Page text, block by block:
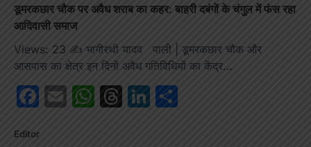
डूमरकछार चौक पर अवैध शराब का कहर: बाहरी दबंगों के चंगुल में फंस रहा
आदिवासी समाज
Views: 23 ✍️ भागीरथी यादव पाली | डूमरकछार चौक और
आसपास का क्षेत्र इन दिनों अवैध गतिविधियों का केंद्र…
Facebook
EmailWhatsApp
Threads
LinkedIn
Editor